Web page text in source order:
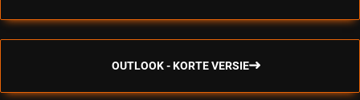
OUTLOOK - KORTE VERSIE